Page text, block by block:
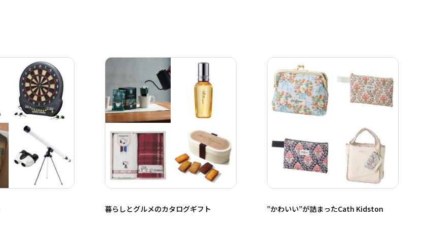
暮らしとグルメのカタログギフト ”かわいい”が詰まったCath Kidston